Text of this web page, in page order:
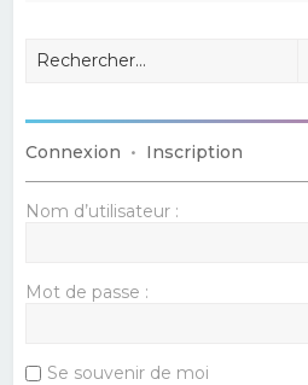
Connexion • Inscription
Nom d’utilisateur :
Mot de passe :
Se souvenir de moi